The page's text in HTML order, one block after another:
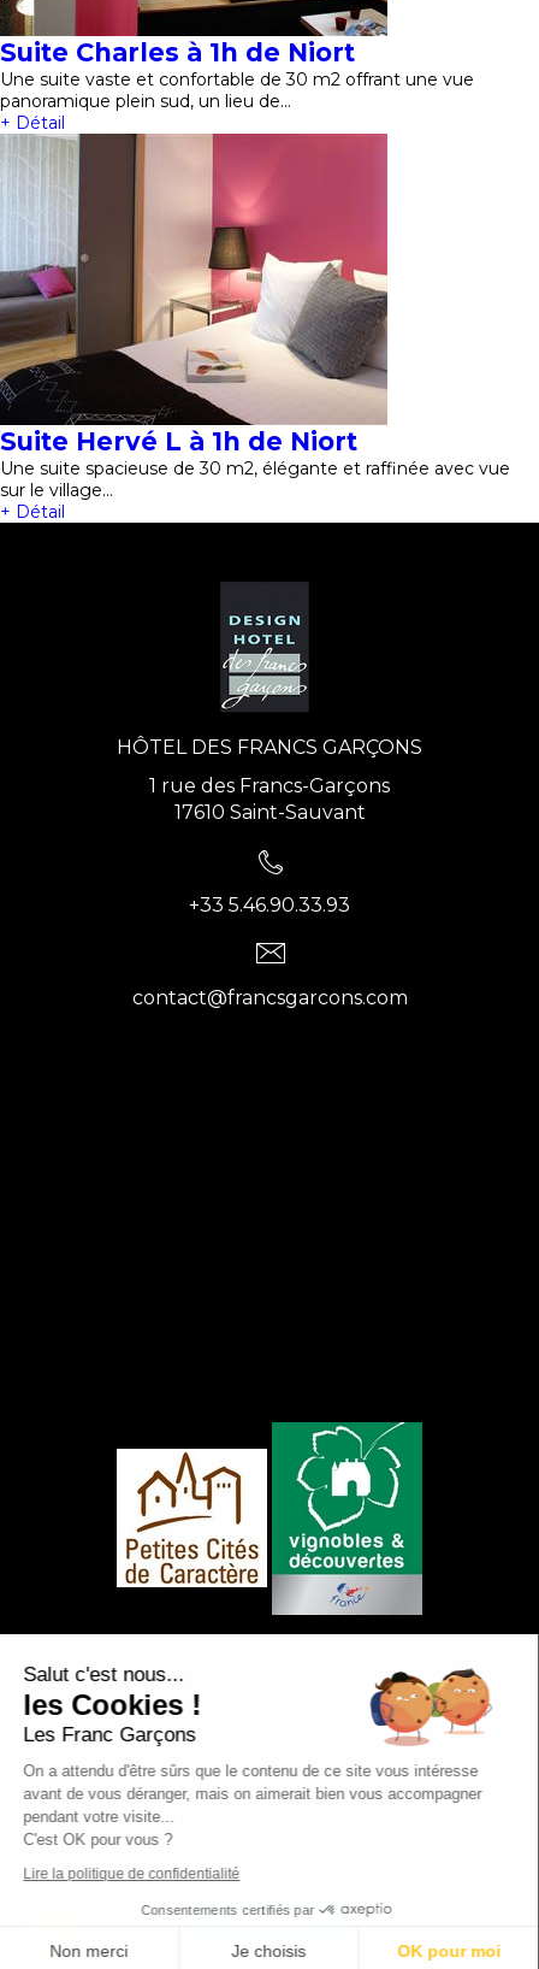
RÉSERVER
Suite Charles à 1h de Niort
Une suite vaste et confortable de 30 m2 offrant une vue
panoramique plein sud, un lieu de…
+ Détail
Suite Hervé L à 1h de Niort
Une suite spacieuse de 30 m2, élégante et raffinée avec vue
sur le village…
+ Détail
HÔTEL DES FRANCS GARÇONS
1 rue des Francs-Garçons
17610 Saint-Sauvant
+33 5.46.90.33.93
contact@francsgarcons.com
Mentions légales
des données personnelles
Création et référencement Site internet E-
comouest - Saint-Sauvant
Salut c'est nous...
les Cookies !
Les Franc Garçons
On a attendu d'être sûrs que le contenu de ce site vous intéresse
avant de vous déranger, mais on aimerait bien vous accompagner
pendant votre visite...
C'est OK pour vous ?
Lire la politique de confidentialité
Consentements certifiés par
Non merci Je choisis OK pour moi